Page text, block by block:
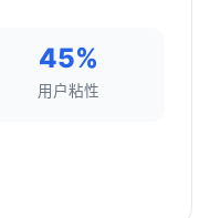
45%
用户粘性